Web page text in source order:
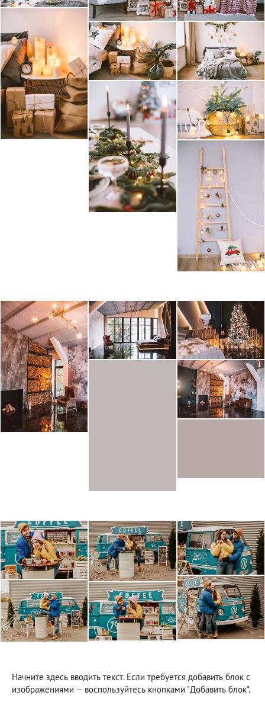
Начните здесь вводить текст. Если требуется добавить блок с
изображениями — воспользуйтесь кнопками "Добавить блок".